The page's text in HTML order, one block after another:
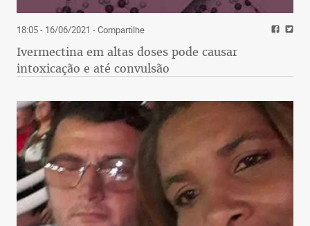
18:05 - 16/06/2021 - Compartilhe
Ivermectina em altas doses pode causar
intoxicação e até convulsão